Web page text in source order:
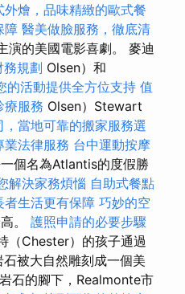
外燴，品味精緻的歐式餐
障 醫美做臉服務，徹底清
演的美國電影喜劇。 麥迪
務規劃 Olsen）和
的活動提供全方位支持 值
療服務 Olsen）Stewart
，當地可靠的搬家服務選
業法律服務 台中運動按摩
個名為Atlantis的度假勝
解決家務煩惱 自助式餐點
者生活更有保障 巧妙的空
。 護照申請的必要步驟
（Chester）的孩子通過
被大自然雕刻成一個美
石的腳下，Realmonte市